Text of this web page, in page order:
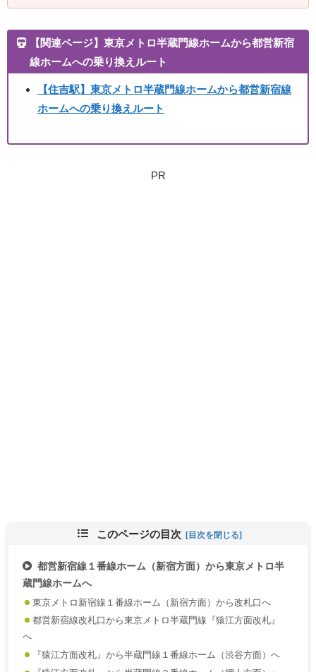
【関連ページ】東京メトロ半蔵門線ホームから都営新宿
線ホームへの乗り換えルート
【住吉駅】東京メトロ半蔵門線ホームから都営新宿線
ホームへの乗り換えルート
PR
このページの目次
都営新宿線１番線ホーム（新宿方面）から東京メトロ半
蔵門線ホームへ
東京メトロ新宿線１番線ホーム（新宿方面）から改札口へ
都営新宿線改札口から東京メトロ半蔵門線『猿江方面改札』
へ
『猿江方面改札』から半蔵門線１番線ホーム（渋谷方面）へ